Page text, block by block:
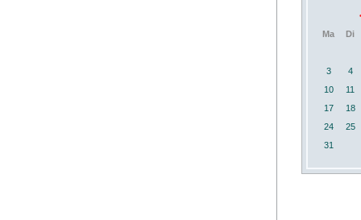
Ma
Di
3
4
10
11
17
18
24
25
31